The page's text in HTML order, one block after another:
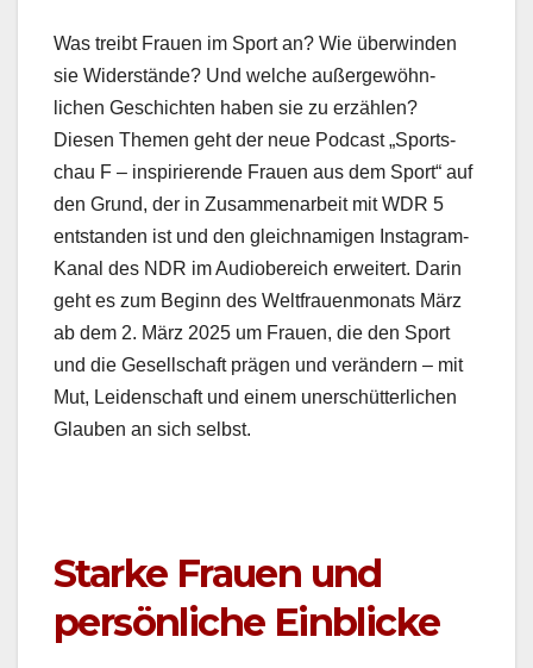
Was treibt Frauen im Sport an? Wie über­winden
sie Wider­stände? Und welche außergewöhn­
lichen Geschicht­en haben sie zu erzählen?
Diesen The­men geht der neue Pod­cast „Sports­
chau F – inspiri­erende Frauen aus dem Sport“ auf
den Grund, der in Zusam­me­nar­beit mit WDR 5
ent­standen ist und den gle­ich­nami­gen Insta­gram-
Kanal des NDR im Audiobere­ich erweit­ert. Darin
geht es zum Beginn des Welt­frauen­monats März
ab dem 2. März 2025 um Frauen, die den Sport
und die Gesellschaft prä­gen und verän­dern – mit
Mut, Lei­den­schaft und einem uner­schüt­ter­lichen
Glauben an sich selb­st.
Starke Frauen und
persönliche Einblicke